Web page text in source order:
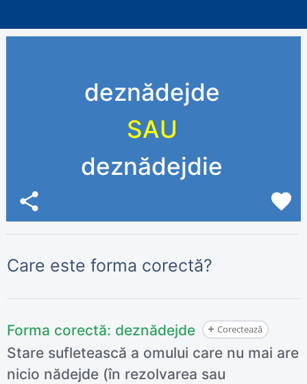
deznădejde
SAU
deznădejdie
share favorite
Care este forma corectă?
Forma corectă: deznădejde Corectează
Stare sufletească a omului care nu mai are
nicio nădejde (în rezolvarea sau